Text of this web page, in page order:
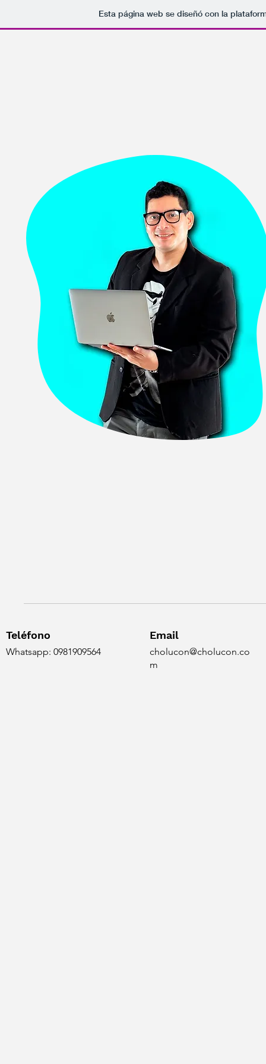
Esta página web se diseñó con la
Teléfono
Whatsapp: 0981909564
Email
cholucon@cholucon.co
m